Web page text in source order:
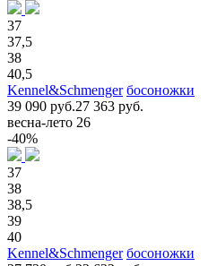
37
37,5
38
40,5
Kennel&Schmenger босоножки
39 090 руб.27 363 руб.
весна-лето 26
-40%
37
38
38,5
39
40
Kennel&Schmenger босоножки